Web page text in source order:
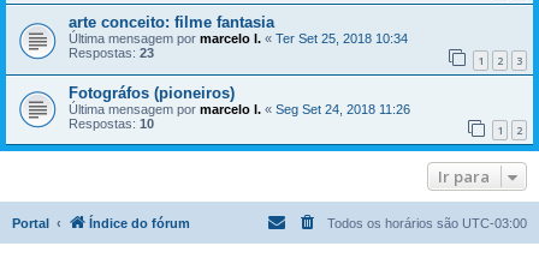
arte conceito: filme fantasia
Última mensagem por marcelo l. « Ter Set 25, 2018 10:34
Respostas: 23 1 2 3
Fotográfos (pioneiros)
Última mensagem por marcelo l. « Seg Set 24, 2018 11:26
Respostas: 10 1 2
Ir para
Portal Índice do fórum Todos os horários são UTC-03:00